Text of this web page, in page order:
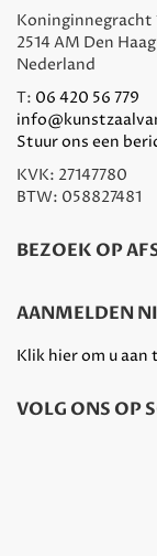
Koninginnegracht
2514 AM Den Haag
Nederland
T: 06 420 56 779
Stuur ons een
KVK: 27147780
BTW: 058827481
BEZOEK OP
AANMELDEN
Klik hier om u
VOLG ONS OP